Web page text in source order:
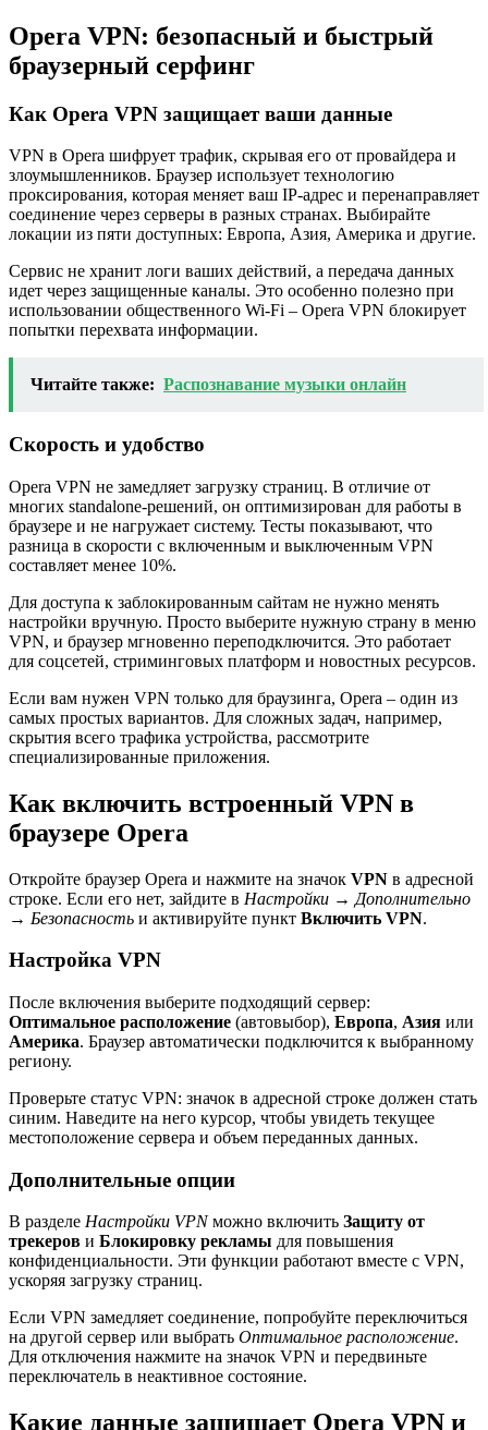
Opera VPN: безопасный и быстрый
браузерный серфинг
Как Opera VPN защищает ваши данные
VPN в Opera шифрует трафик, скрывая его от провайдера и
злоумышленников. Браузер использует технологию
проксирования, которая меняет ваш IP-адрес и перенаправляет
соединение через серверы в разных странах. Выбирайте
локации из пяти доступных: Европа, Азия, Америка и другие.
Сервис не хранит логи ваших действий, а передача данных
идет через защищенные каналы. Это особенно полезно при
использовании общественного Wi-Fi – Opera VPN блокирует
попытки перехвата информации.
Читайте также: Распознавание музыки онлайн
Скорость и удобство
Opera VPN не замедляет загрузку страниц. В отличие от
многих standalone-решений, он оптимизирован для работы в
браузере и не нагружает систему. Тесты показывают, что
разница в скорости с включенным и выключенным VPN
составляет менее 10%.
Для доступа к заблокированным сайтам не нужно менять
настройки вручную. Просто выберите нужную страну в меню
VPN, и браузер мгновенно переподключится. Это работает
для соцсетей, стриминговых платформ и новостных ресурсов.
Если вам нужен VPN только для браузинга, Opera – один из
самых простых вариантов. Для сложных задач, например,
скрытия всего трафика устройства, рассмотрите
специализированные приложения.
Как включить встроенный VPN в
браузере Opera
Откройте браузер Opera и нажмите на значок VPN в адресной
строке. Если его нет, зайдите в Настройки → Дополнительно
→ Безопасность и активируйте пункт Включить VPN.
Настройка VPN
После включения выберите подходящий сервер:
Оптимальное расположение (автовыбор), Европа, Азия или
Америка. Браузер автоматически подключится к выбранному
региону.
Проверьте статус VPN: значок в адресной строке должен стать
синим. Наведите на него курсор, чтобы увидеть текущее
местоположение сервера и объем переданных данных.
Дополнительные опции
В разделе Настройки VPNможно включить Защиту от
трекеров и Блокировку рекламы для повышения
конфиденциальности. Эти функции работают вместе с VPN,
ускоряя загрузку страниц.
Если VPN замедляет соединение, попробуйте переключиться
на другой сервер или выбрать Оптимальное расположение.
Для отключения нажмите на значок VPN и передвиньте
переключатель в неактивное состояние.
Какие данные защищает Opera VPN и